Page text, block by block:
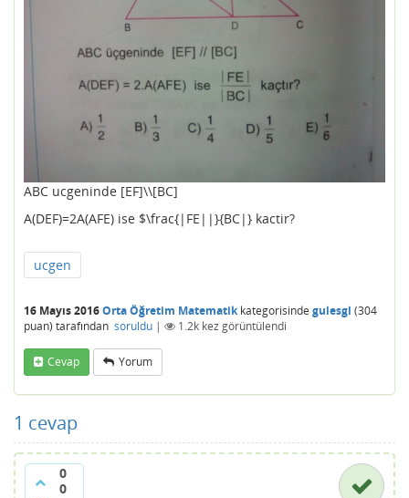
ABC ucgeninde [EF]\\[BC]
A(DEF)=2A(AFE) ise $\frac{|FE||}{BC|} kactir?
ucgen
16 Mayıs 2016Orta Öğretim Matematikkategorisinde gulesgl (304
puan) tarafından soruldu | 1.2k kez görüntülendi
Cevap Yorum
1 cevap
0
0